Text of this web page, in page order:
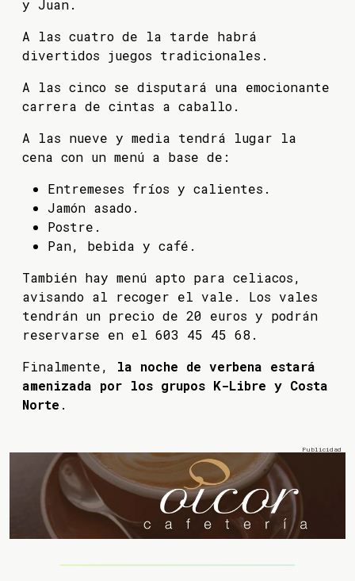
y Juan.
A las cuatro de la tarde habrá
divertidos juegos tradicionales.
A las cinco se disputará una emocionante
carrera de cintas a caballo.
A las nueve y media tendrá lugar la
cena con un menú a base de:
Entremeses fríos y calientes.
Jamón asado.
Postre.
Pan, bebida y café.
También hay menú apto para celiacos,
avisando al recoger el vale. Los vales
tendrán un precio de 20 euros y podrán
reservarse en el 603 45 45 68.
Finalmente, la noche de verbena estará
amenizada por los grupos K-Libre y Costa
Norte .